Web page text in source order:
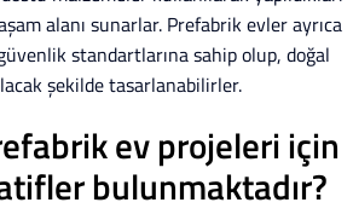
alanı sunarlar. Prefabrik evler ayrıca
standartlarına sahip olup, doğal
şekilde tasarlanabilirler.
ev projeleri için
bulunmaktadır?